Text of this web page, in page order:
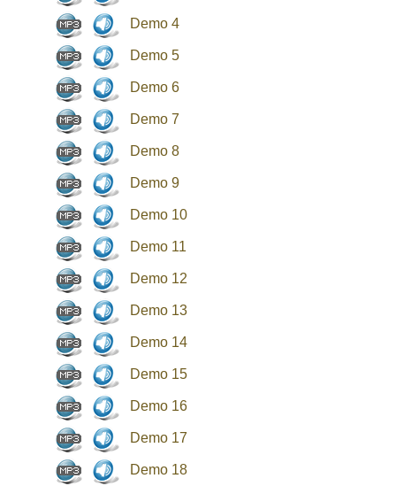
Demo 4
Demo 5
Demo 6
Demo 7
Demo 8
Demo 9
Demo 10
Demo 11
Demo 12
Demo 13
Demo 14
Demo 15
Demo 16
Demo 17
Demo 18